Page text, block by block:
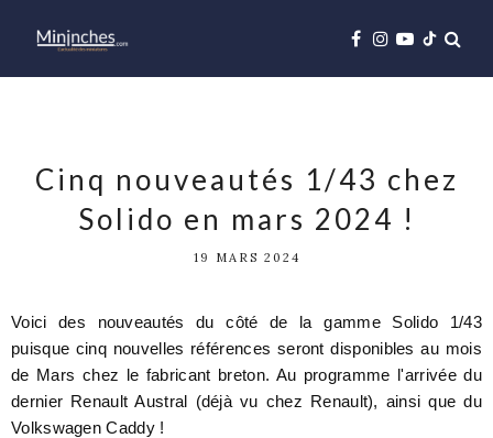
Cinq nouveautés 1/43 chez
Solido en mars 2024 !
19 MARS 2024
Voici des nouveautés du côté de la gamme Solido 1/43
puisque cinq nouvelles références seront disponibles au mois
de Mars chez le fabricant breton. Au programme l'arrivée du
dernier Renault Austral (déjà vu chez Renault), ainsi que du
Volkswagen Caddy !